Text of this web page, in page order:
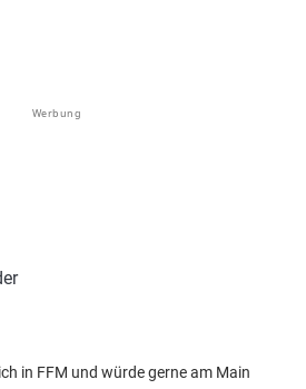
Werbung
in FFM und würde gerne am Main